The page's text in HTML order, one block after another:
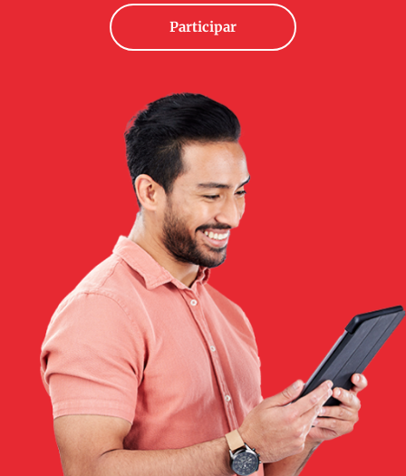
Participar